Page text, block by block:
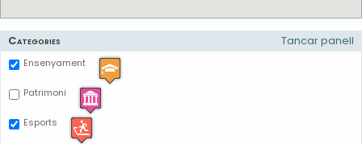
Categories Tancar panell
Ensenyament
Patrimoni
Esports